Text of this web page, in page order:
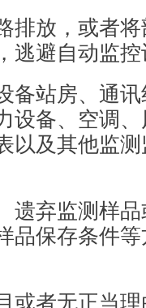
排放，或者
逃避自动监
备站房、通
设备、空调
以及其他监
遗弃监测样
品保存条件
或者无正当